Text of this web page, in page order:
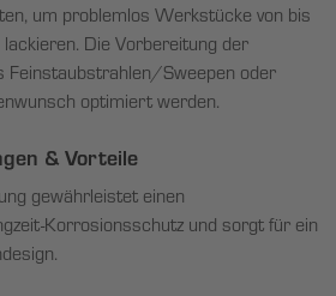
um problemlos Werkstücke von bis
Die Vorbereitung der
Feinstaubstrahlen/Sweepen oder
optimiert werden.
& Vorteile
gewährleistet einen
Korrosionsschutz und sorgt für ein